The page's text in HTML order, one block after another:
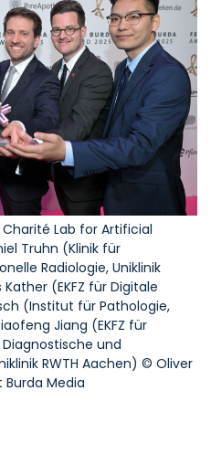
Lab for Artificial
Truhn (Klinik für
Radiologie, Uniklinik
(EKFZ für Digitale
(Institut für Pathologie,
Jiang (EKFZ für
und
RWTH Aachen) © Oliver
Burda Media